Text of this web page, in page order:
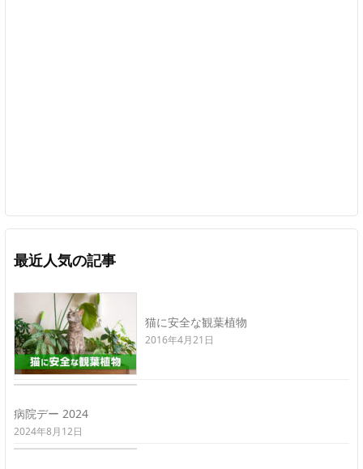
最近人気の記事
猫に安全な観葉植物
2016年4月21日
病院デー 2024
2024年8月12日